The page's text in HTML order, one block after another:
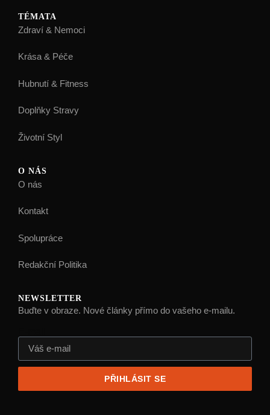
TÉMATA
Zdraví & Nemoci
Krása & Péče
Hubnutí & Fitness
Doplňky Stravy
Životní Styl
O NÁS
O nás
Kontakt
Spolupráce
Redakční Politika
NEWSLETTER
Buďte v obraze. Nové články přímo do vašeho e-mailu.
PŘIHLÁSIT SE